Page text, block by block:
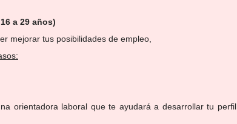
a 29 años)
mejorar tus posibilidades de empleo,
orientadora laboral que te ayudará a desarrollar tu perfil